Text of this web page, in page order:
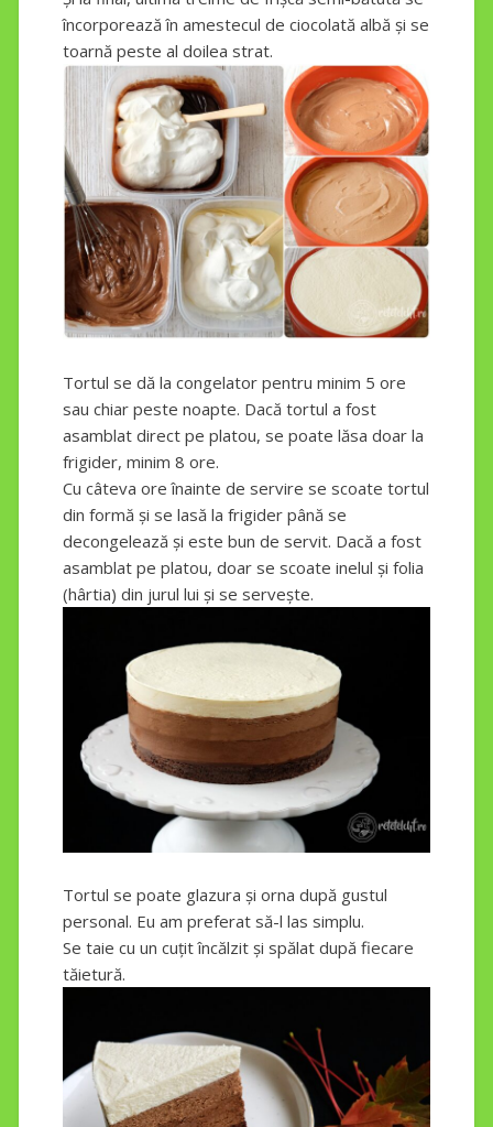
încorporează în amestecul de ciocolată albă și se
toarnă peste al doilea strat.
Tortul se dă la congelator pentru minim 5 ore
sau chiar peste noapte. Dacă tortul a fost
asamblat direct pe platou, se poate lăsa doar la
frigider, minim 8 ore.
Cu câteva ore înainte de servire se scoate tortul
din formă și se lasă la frigider până se
decongelează și este bun de servit. Dacă a fost
asamblat pe platou, doar se scoate inelul și folia
(hârtia) din jurul lui și se servește.
Tortul se poate glazura și orna după gustul
personal. Eu am preferat să-l las simplu.
Se taie cu un cuțit încălzit și spălat după fiecare
tăietură.